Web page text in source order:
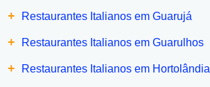
+ Restaurantes Italianos em Guarujá
+ Restaurantes Italianos em Guarulhos
+ Restaurantes Italianos em Hortolândia